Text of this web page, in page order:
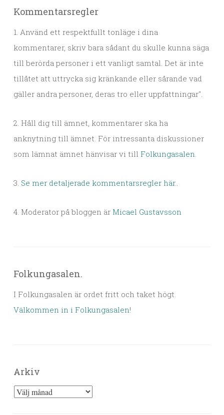
Kommentarsregler
1. Använd ett respektfullt tonläge i dina
kommentarer, skriv bara sådant du skulle kunna säga
till berörda personer i ett vanligt samtal. Det är inte
tillåtet att uttrycka sig kränkande eller sårande vad
gäller andra personer, deras tro eller uppfattningar".
2. Håll dig till ämnet, kommentarer ska ha
anknytning till ämnet. För intressanta diskussioner
som lämnat ämnet hänvisar vi till Folkungasalen.
3. Se mer detaljerade kommentarsregler här..
4. Moderator på bloggen är Micael Gustavsson
Folkungasalen.
I Folkungasalen är ordet fritt och taket högt.
Välkommen in i Folkungasalen!
Arkiv
Arkiv